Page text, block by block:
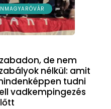
de nem
nélkül: amit
tudni
vadkempingezés